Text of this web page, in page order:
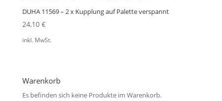
DUHA 11569 – 2 x Kupplung auf Palette verspannt
24,10 €
inkl. MwSt.
Warenkorb
Es befinden sich keine Produkte im Warenkorb.